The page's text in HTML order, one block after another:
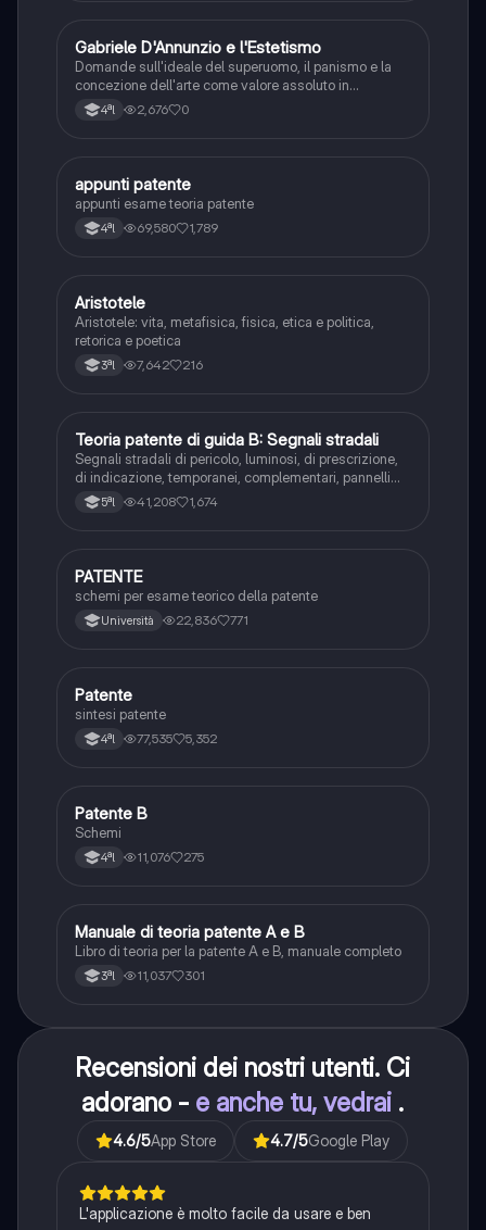
GItaliano
Gabriele D'Annunzio e l'Estetismo
Domande sull'ideale del superuomo, il panismo e la
concezione dell'arte come valore assoluto in
D'Annunzio.
4ªl 2,676 0
Altro
appunti patente
appunti esame teoria patente
4ªl 69,580 1,789
Filosofia
Aristotele
Aristotele: vita, metafisica, fisica, etica e politica,
retorica e poetica
3ªl 7,642 216
Ed. civ.
Teoria patente di guida B: Segnali stradali
Segnali stradali di pericolo, luminosi, di prescrizione,
di indicazione, temporanei, complementari, pannelli
integrativi, segnaletica orizzontale, segnalazioni
agenti del traffico, distanza di visibilità per l‘arresto,
5ªl 41,208 1,674
Altro
PATENTE
schemi per esame teorico della patente
Università 22,836 771
Altro
Patente
sintesi patente
4ªl 77,535 5,352
Altro
Patente B
Schemi
4ªl 11,076 275
Italiano
Manuale di teoria patente A e B
Libro di teoria per la patente A e B, manuale completo
3ªl 11,037 301
Recensioni dei nostri utenti. Ci
adorano - e anche tu, vedrai .
4.6/5App Store 4.7/5Google Play
L'applicazione è molto facile da usare e ben